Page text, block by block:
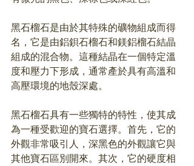
黑石榴石是由於其特殊的礦物組成而得
名，它是由鋁鋇石榴石和鎂鋁榴石結晶
組成的混合物。這種結晶在一個特定溫
度和壓力下形成，通常產於具有高溫和
高壓環境的地殼深處。
黑石榴石具有一些獨特的特性，使其成
為一種受歡迎的寶石選擇。首先，它的
外觀非常吸引人，深黑色的外觀讓它與
其他寶石區別開來。其次，它的硬度相